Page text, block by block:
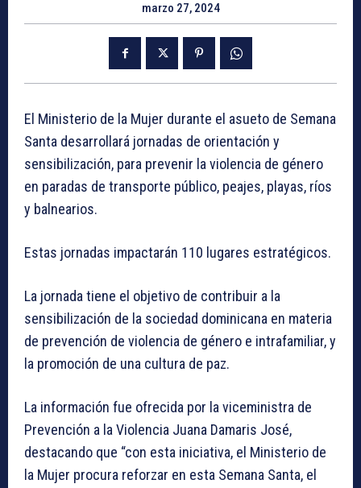
marzo 27, 2024
El Ministerio de la Mujer durante el asueto de Semana
Santa desarrollará jornadas de orientación y
sensibilización, para prevenir la violencia de género
en paradas de transporte público, peajes, playas, ríos
y balnearios.
Estas jornadas impactarán 110 lugares estratégicos.
La jornada tiene el objetivo de contribuir a la
sensibilización de la sociedad dominicana en materia
de prevención de violencia de género e intrafamiliar, y
la promoción de una cultura de paz.
La información fue ofrecida por la viceministra de
Prevención a la Violencia Juana Damaris José,
destacando que “con esta iniciativa, el Ministerio de
la Mujer procura reforzar en esta Semana Santa, el